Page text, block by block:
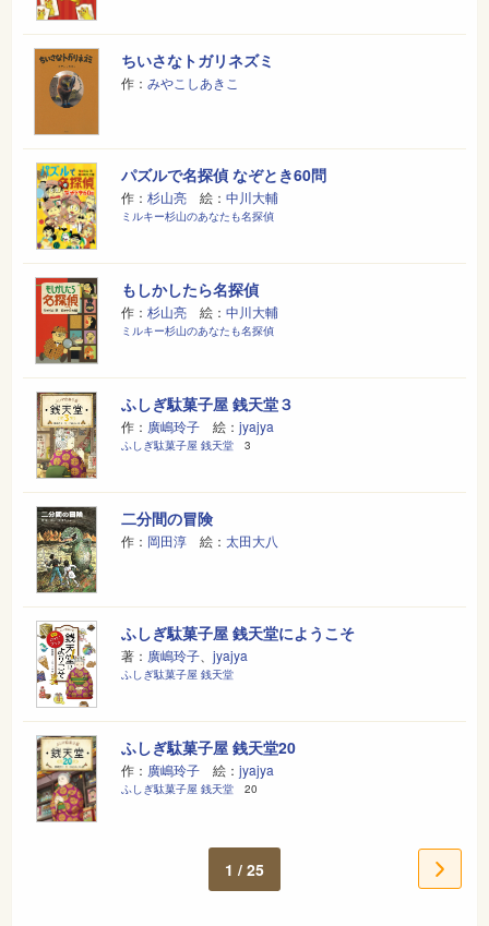
ちいさなトガリネズミ
作： みやこしあきこ
パズルで名探偵 なぞとき60問
作： 杉山亮 絵： 中川大輔
ミルキー杉山のあなたも名探偵
もしかしたら名探偵
作： 杉山亮 絵： 中川大輔
ミルキー杉山のあなたも名探偵
ふしぎ駄菓子屋 銭天堂３
作： 廣嶋玲子 絵： jyajya
ふしぎ駄菓子屋 銭天堂 3
二分間の冒険
作： 岡田淳 絵： 太田大八
ふしぎ駄菓子屋 銭天堂にようこそ
著： 廣嶋玲子 jyajya
ふしぎ駄菓子屋 銭天堂
ふしぎ駄菓子屋 銭天堂20
作： 廣嶋玲子 絵： jyajya
ふしぎ駄菓子屋 銭天堂 20
1 / 25